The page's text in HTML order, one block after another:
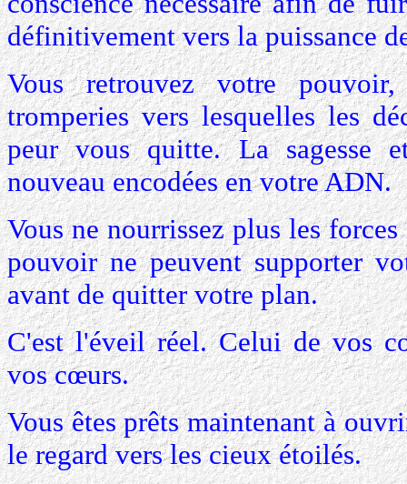
définitivement vers la puissance
Vous retrouvez votre pouvoir,
tromperies vers lesquelles les
peur vous quitte. La sagesse
nouveau encodées en votre ADN.
Vous ne nourrissez plus les
pouvoir ne peuvent supporter
avant de quitter votre plan.
C'est l'éveil réel. Celui de vos
vos cœurs.
Vous êtes prêts maintenant à
le regard vers les cieux étoilés.